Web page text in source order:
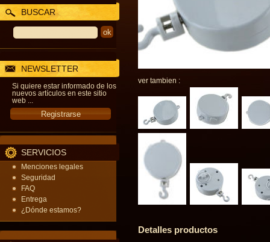
BUSCAR
NEWSLETTER
Si quiere estar informado de los
nuevos artículos en este sitio
web ...
SERVICIOS
Menciones legales
Seguridad
FAQ
Entrega
¿Dónde estamos?
ver tambien :
Detalles productos